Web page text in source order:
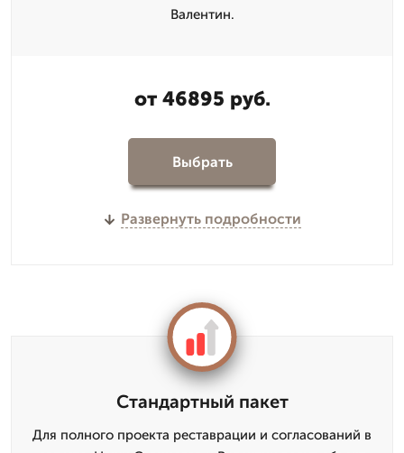
Валентин.
от 46895 руб.
Выбрать
Развернуть подробности
Стандартный пакет
Для полного проекта реставрации и согласований в